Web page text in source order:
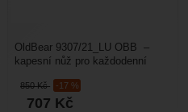
850Kč -17 %
707 Kč
OldBear 9307/21_LU OBB –
kapesní nůž pro každodenní
v tradičním jednoduchém...